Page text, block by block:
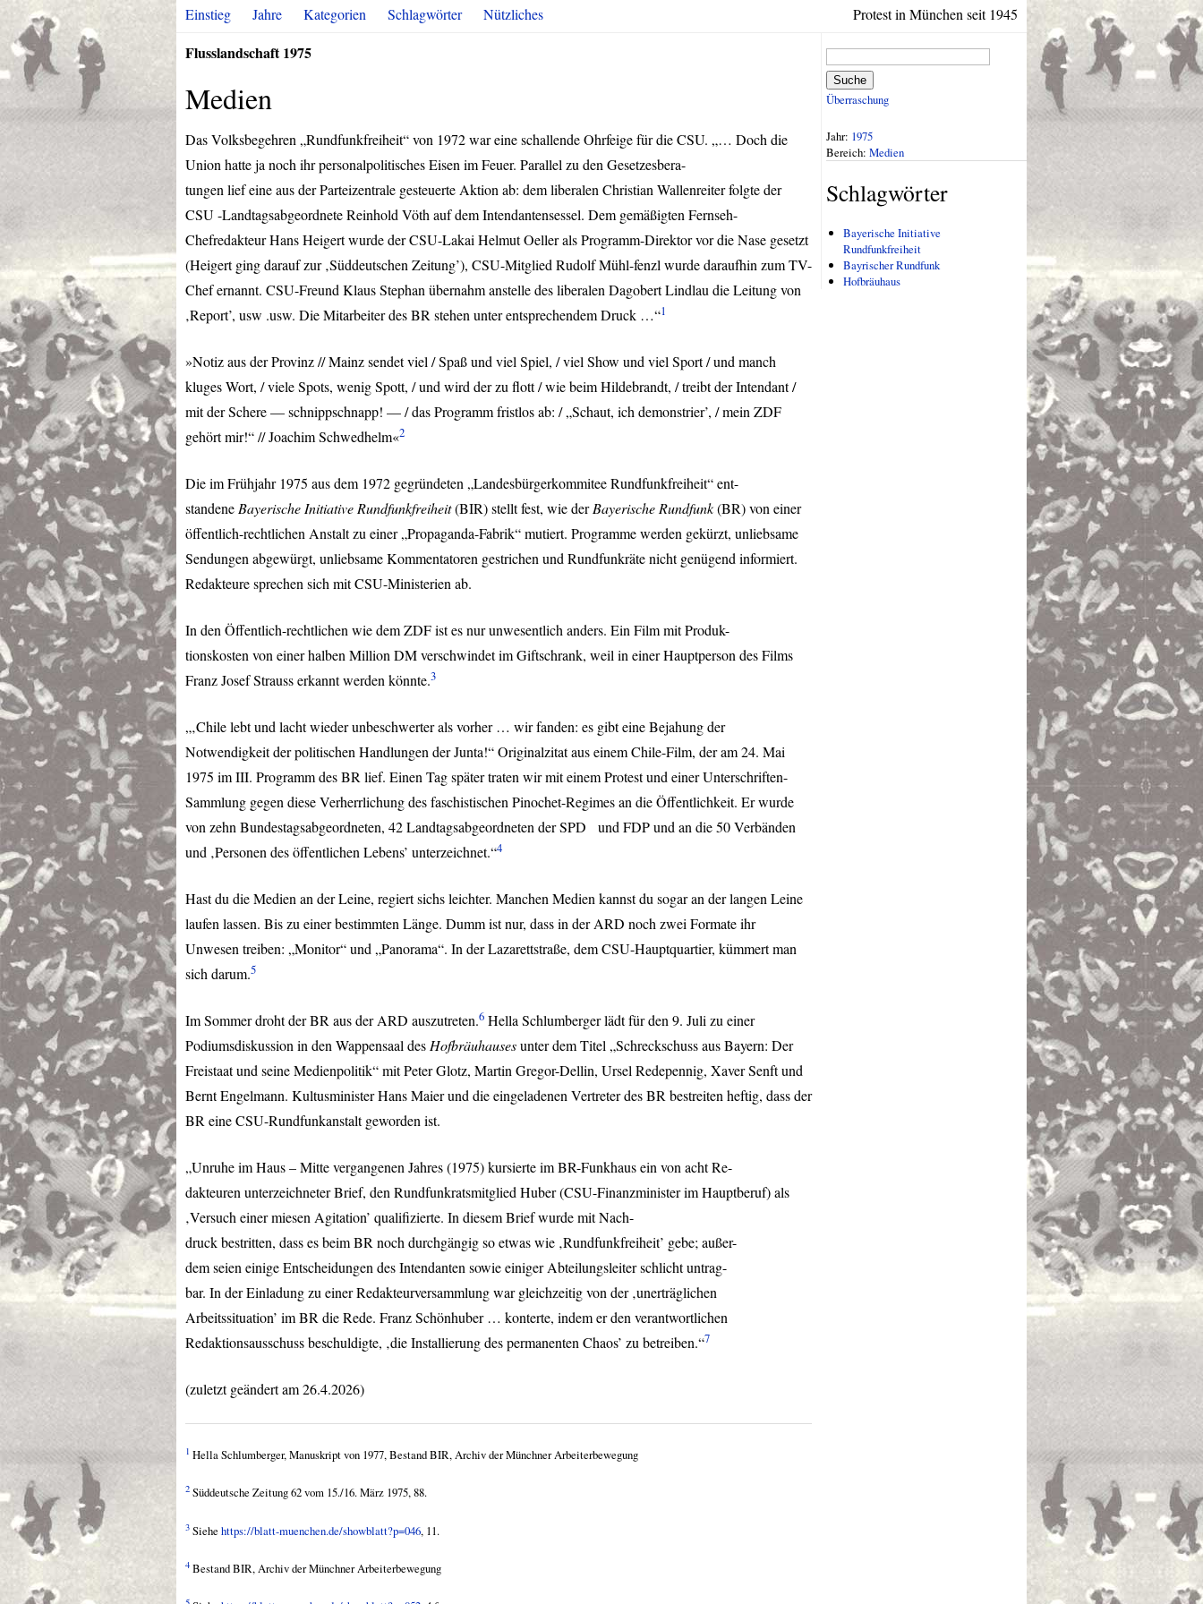
Protest in München seit 1945
Einstieg Jahre Kategorien Schlagwörter Nützliches
Flusslandschaft 1975
Medien
Das Volksbegehren „Rundfunkfreiheit“ von 1972 war eine schallende Ohrfeige für dieCSU. „… Doch die
Union hatte ja noch ihr personalpolitisches Eisen im Feuer. Parallel zu den Gesetzesbera-
tungen lief eine aus der Parteizentrale gesteuerte Aktion ab: dem liberalen Christian Wallenreiter folgte der
CSU-Landtagsabgeordnete Reinhold Vöth auf dem Intendantensessel. Dem gemäßigten Fernseh-
Chefredakteur Hans Heigert wurde derCSU-Lakai Helmut Oeller als Programm-Direktor vor die Nase gesetzt
(Heigert ging darauf zur ‚Süddeutschen Zeitung’), CSU-Mitglied Rudolf Mühl-fenzl wurde daraufhin zum TV-
Chef ernannt. CSU-Freund Klaus Stephan übernahm anstelle des liberalen Dagobert Lindlau die Leitung von
‚Report’, usw .usw. Die Mitarbeiter des BR stehen unter entsprechendem Druck …“1
»Notiz aus der Provinz // Mainz sendet viel / Spaß und viel Spiel, / viel Show und viel Sport / und manch
kluges Wort, / viele Spots, wenig Spott, / und wird der zu flott / wie beim Hildebrandt, / treibt der Intendant /
mit der Schere — schnippschnapp! — / das Programm fristlos ab: / „Schaut, ich demonstrier’, / mein ZDF
gehört mir!“ // Joachim Schwedhelm«2
Die im Frühjahr 1975 aus dem 1972 gegründeten „Landesbürgerkommitee Rundfunkfreiheit“ ent-
standene Bayerische Initiative Rundfunkfreiheit(BIR) stellt fest, wie derBayerische Rundfunk(BR) von einer
öffentlich-rechtlichen Anstalt zu einer „Propaganda-Fabrik“ mutiert. Programme werden gekürzt, unliebsame
Sendungen abgewürgt, unliebsame Kommentatoren gestrichen und Rundfunkräte nicht genügend informiert.
Redakteure sprechen sich mitCSU-Ministerien ab.
In den Öffentlich-rechtlichen wie demZDFist es nur unwesentlich anders. Ein Film mit Produk-
tionskosten von einer halben Million DM verschwindet im Giftschrank, weil in einer Hauptperson des Films
Franz Josef Strauss erkannt werden könnte.3
„‚Chile lebt und lacht wieder unbeschwerter als vorher … wir fanden: es gibt eine Bejahung der
Notwendigkeit der politischen Handlungen der Junta!“ Originalzitat aus einem Chile-Film, der am 24. Mai
1975 imIII. Programm des BR lief. Einen Tag später traten wir mit einem Protest und einer Unterschriften-
Sammlung gegen diese Verherrlichung des faschistischen Pinochet-Regimes an die Öffentlichkeit. Er wurde
von zehn Bundestagsabgeordneten, 42 Landtagsabgeordneten derSPD und FDPund an die 50 Verbänden
und ‚Personen des öffentlichen Lebens’ unterzeichnet.“4
Hast du die Medien an der Leine, regiert sichs leichter. Manchen Medien kannst du sogar an der langen Leine
laufen lassen. Bis zu einer bestimmten Länge. Dumm ist nur, dass in derARD noch zwei Formate ihr
Unwesen treiben: „Monitor“ und „Panorama“. In der Lazarettstraße, demCSU-Hauptquartier, kümmert man
sich darum.5
Im Sommer droht der BR aus derARD auszutreten.6 Hella Schlumberger lädt für den 9. Juli zu einer
Podiumsdiskussion in den Wappensaal des Hofbräuhausesunter dem Titel „Schreckschuss aus Bayern: Der
Freistaat und seine Medienpolitik“ mit Peter Glotz, Martin Gregor-Dellin, Ursel Redepennig, Xaver Senft und
Bernt Engelmann. Kultusminister Hans Maier und die eingeladenen Vertreter des BR bestreiten heftig, dass der
BR eineCSU-Rundfunkanstalt geworden ist.
„Unruhe im Haus – Mitte vergangenen Jahres (1975) kursierte im BR-Funkhaus ein von acht Re-
dakteuren unterzeichneter Brief, den Rundfunkratsmitglied Huber (CSU-Finanzminister im Hauptberuf) als
‚Versuch einer miesen Agitation’ qualifizierte. In diesem Brief wurde mit Nach-
druck bestritten, dass es beim BR noch durchgängig so etwas wie ‚Rundfunkfreiheit’ gebe; außer-
dem seien einige Entscheidungen des Intendanten sowie einiger Abteilungsleiter schlicht untrag-
bar. In der Einladung zu einer Redakteurversammlung war gleichzeitig von der ‚unerträglichen
Arbeitssituation’ im BR die Rede. Franz Schönhuber … konterte, indem er den verantwortlichen
Redaktionsausschuss beschuldigte, ‚die Installierung des permanenten Chaos’ zu betreiben.“7
(zuletzt geändert am 26.4.2026)
1 Hella Schlumberger, Manuskript von 1977, BestandBIR, Archiv der Münchner Arbeiterbewegung
2 Süddeutsche Zeitung 62 vom 15./16. März 1975, 88.
3 Siehe https://blatt-muenchen.de/showblatt?p=046, 11.
4 BestandBIR, Archiv der Münchner Arbeiterbewegung
Suche
Überraschung
Jahr: 1975
Bereich: Medien
Schlagwörter
Bayerische Initiative
Rundfunkfreiheit
Bayrischer Rundfunk
Hofbräuhaus